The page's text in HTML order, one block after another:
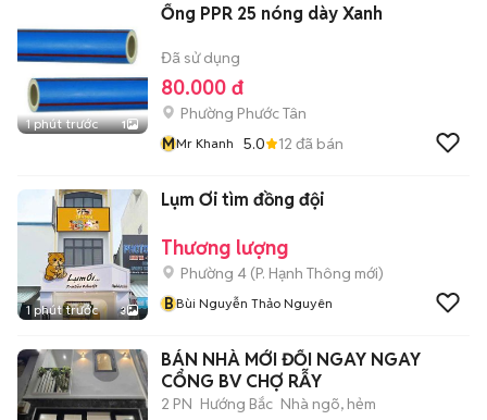
1 phút trước 1
Ống PPR 25 nóng dày Xanh
Đã sử dụng
80.000 đ
Phường Phước Tân
MMr Khanh 5.0 12 đã bán
1 phút trước 3
Lụm Ơi tìm đồng đội
Thương lượng
Phường 4 (P. Hạnh Thông mới)
BBùi Nguyễn Thảo Nguyên
BÁN NHÀ MỚI ĐỐI NGAY NGAY
CỔNG BV CHỢ RẪY
2 PN Hướng Bắc Nhà ngõ, hẻm